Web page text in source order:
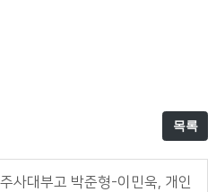
목록
사대부고 박준형-이민욱, 개인